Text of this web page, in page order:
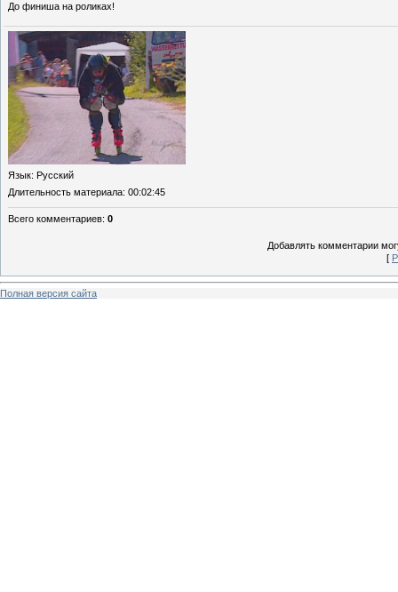
До финиша на роликах!
Язык: Русский
Длительность материала: 00:02:45
Всего комментариев: 0
Добавлять комментарии
[
Полная версия сайта